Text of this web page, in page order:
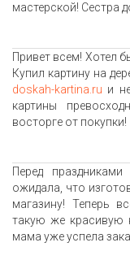
мастерской! Сестра
Привет всем! Хотел
Купил картину на
doskah-kartina.ru и
картины
восторге от покупки!
Перед
ожидала, что
магазину! Теперь
такую же красивую
мама уже успела